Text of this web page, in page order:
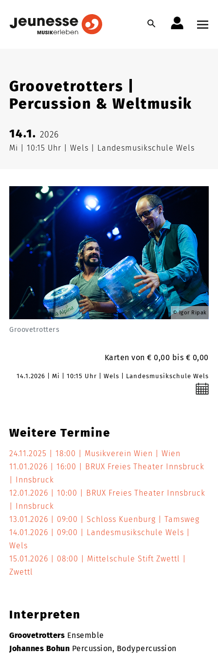
Groovetrotters |
Percussion & Weltmusik
14.1.2026
Mi 10:15 Uhr Wels Landesmusikschule Wels
Igor Ripak
Groovetrotters
Karten von € 0,00 bis € 0,00
14.1.2026 Mi 10:15 Uhr Wels Landesmusikschule Wels
Weitere Termine
24.11.2025 18:00 Musikverein Wien
Wien
11.01.2026
16:00
BRUX Freies Theater Innsbruck
Innsbruck
12.01.2026
10:00
BRUX Freies Theater Innsbruck
Innsbruck
13.01.2026
09:00 Schloss Kuenburg
Tamsweg
14.01.2026
09:00
Landesmusikschule Wels
Wels
15.01.2026
08:00
Mittelschule Stift Zwettl
Zwettl
Interpreten
Groovetrotters Ensemble
Johannes Bohun Percussion, Bodypercussion